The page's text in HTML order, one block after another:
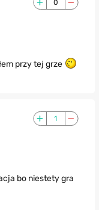
0
przy tej grze
1
bo niestety gra